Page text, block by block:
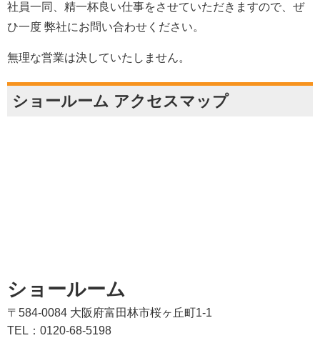
社員一同、精一杯良い仕事をさせていただきますので、ぜ
ひ一度 弊社にお問い合わせください。
無理な営業は決していたしません。
ショールーム アクセスマップ
ショールーム
〒584-0084 大阪府富田林市桜ヶ丘町1-1
TEL：0120-68-5198